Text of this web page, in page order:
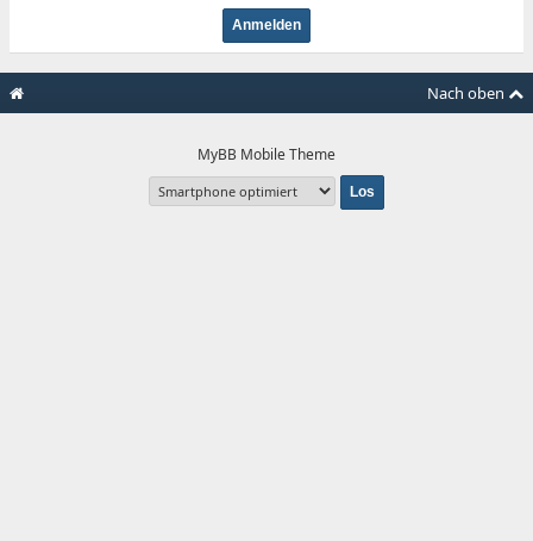
Nach oben
MyBB Mobile Theme